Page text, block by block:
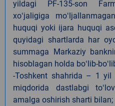
yildagi PF-135-son
xoʻjaligiga
huquqi yoki ijara huquqi
quyidagi shartlarda har
summaga Markaziy
hisoblagan holda boʻlib-
-Toshkent shahrida – 1
miqdorida dastlabgi
amalga oshirish sharti bilan;